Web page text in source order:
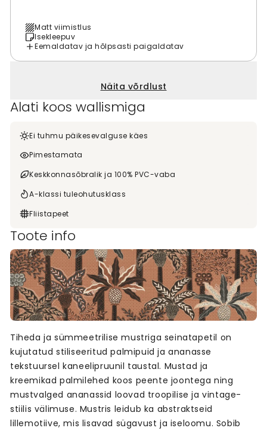
Matt viimistlus
Isekleepuv
Eemaldatav ja hõlpsasti paigaldatav
Näita võrdlust
Alati koos wallismiga
Ei tuhmu päikesevalguse käes
Pimestamata
Keskkonnasõbralik ja 100% PVC-vaba
A-klassi tuleohutusklass
Fliistapeet
Toote info
Tiheda ja sümmeetrilise mustriga seinatapetil on
kujutatud stiliseeritud palmipuid ja ananasse
tekstuursel kaneelipruunil taustal. Mustad ja
kreemikad palmilehed koos peente joontega ning
mustvalged ananassid loovad troopilise ja vintage-
stiilis välimuse. Mustris leidub ka abstraktseid
lillemotiive, mis lisavad sügavust ja iseloomu. Sobib